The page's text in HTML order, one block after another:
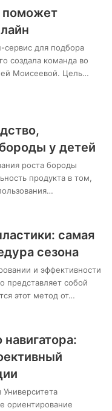
поможет
сервис для подбора
создала команда во
Моисеевой. Цель…
у детей
роста бороды
продукта в том,
самая
сезона
и эффективности
представляет собой
этот метод от…
ориентирование